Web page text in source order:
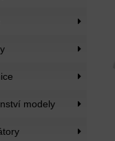
modely